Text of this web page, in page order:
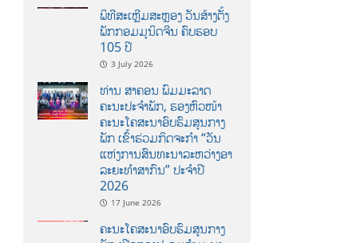
ພິທີສະເຫຼີມສະຫຼອງ ວັນສ້າງຕັ້ງ
ພັກກອມມູນິດຈີນ ຄົບຮອບ
105 ປີ
3 July 2026
ທ່ານ ສາຄອນ ພົມມະລາດ
ຄະນະປະຈໍາພັກ, ຮອງຫົວໜ້າ
ຄະນະໂຄສະນາອົບຮົມສູນກາງ
ພັກ ເຂົ້າຮ່ວມກິດຈະກຳ “ວັນ
ແຫ່ງການສົນທະນາລະຫວ່າງອາ
ລະຍະທຳສາກົນ” ປະຈຳປີ
2026
17 June 2026
ຄະນະໂຄສະນາອົບຮົມສູນກາງ